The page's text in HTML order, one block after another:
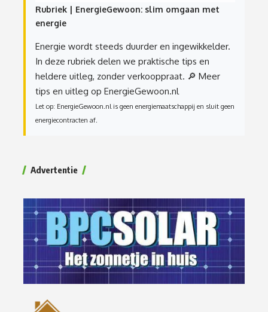
Rubriek | EnergieGewoon: slim omgaan met
energie
Energie wordt steeds duurder en ingewikkelder.
In deze rubriek delen we praktische tips en
heldere uitleg, zonder verkooppraat. 🔎 Meer
tips en uitleg op EnergieGewoon.nl
Let op: EnergieGewoon.nl is geen energiemaatschappij en sluit geen
energiecontracten af.
Advertentie